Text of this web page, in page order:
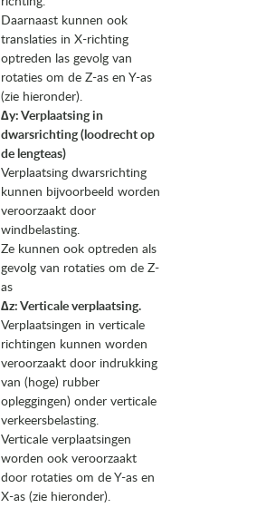
Daarnaast kunnen ook
translaties in X-richting
optreden las gevolg van
rotaties om de Z-as en Y-as
(zie hieronder).
∆y: Verplaatsing in
dwarsrichting (loodrecht op
de lengteas)
Verplaatsing dwarsrichting
kunnen bijvoorbeeld worden
veroorzaakt door
windbelasting.
Ze kunnen ook optreden als
gevolg van rotaties om de Z-
as
∆z: Verticale verplaatsing.
Verplaatsingen in verticale
richtingen kunnen worden
veroorzaakt door indrukking
van (hoge) rubber
opleggingen) onder verticale
verkeersbelasting.
Verticale verplaatsingen
worden ook veroorzaakt
door rotaties om de Y-as en
X-as (zie hieronder).